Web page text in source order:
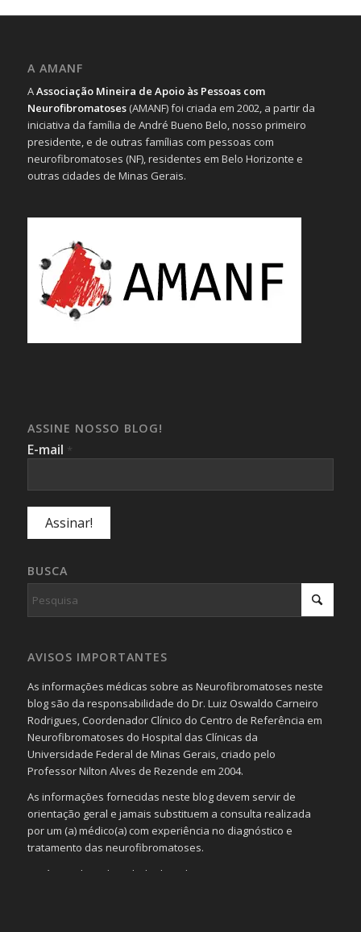
A AMANF
AAssociação Mineira de Apoio às Pessoas com
Neurofibromatoses(AMANF) foi criada em 2002, a partir da
iniciativa da família de André Bueno Belo, nosso primeiro
presidente, e de outras famílias com pessoas com
neurofibromatoses (NF), residentes em Belo Horizonte e
outras cidades de Minas Gerais.
ASSINE NOSSO BLOG!
E-mail *
BUSCA
AVISOS IMPORTANTES
As informações médicas sobre as Neurofibromatoses neste
blog são da responsabilidade do Dr. Luiz Oswaldo Carneiro
Rodrigues, Coordenador Clínico do Centro de Referência em
Neurofibromatoses do Hospital das Clínicas da
Universidade Federal de Minas Gerais, criado pelo
Professor Nilton Alves de Rezende em 2004.
As informações fornecidas neste blog devem servir de
orientação geral e jamais substituem a consulta realizada
por um (a) médico(a) com experiência no diagnóstico e
tratamento das neurofibromatoses.
Será omitida a identidade de todas as pessoas que